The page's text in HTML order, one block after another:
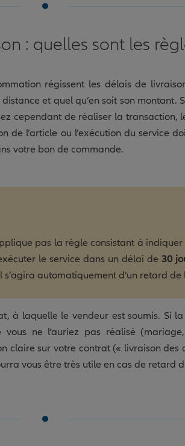
: quelles sont les
régissent les délais de
et quel qu’en soit son montant.
cependant de réaliser la transaction,
l’article ou l’exécution du service
votre bon de commande.
pas la règle consistant à
le service dans un délai de 30
automatiquement d’un retard de
à laquelle le vendeur est soumis. Si
ne l’auriez pas réalisé
claire sur votre contrat (« livraison
vous être très utile en cas de retard